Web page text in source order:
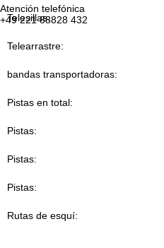
Atención telefónica
+49 221 88828 432
Telesillas:
Telearrastre:
bandas transportadoras:
Pistas en total:
Pistas:
Pistas:
Pistas:
Rutas de esquí: